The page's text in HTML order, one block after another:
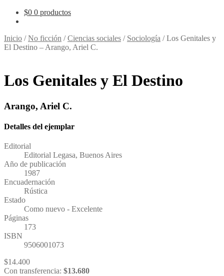
$0 0 productos
Inicio /No ficción /Ciencias sociales / Sociología /Los Genitales y
El Destino – Arango, Ariel C.
Los Genitales y El Destino
Arango, Ariel C.
Detalles del ejemplar
Editorial
Editorial Legasa, Buenos Aires
Año de publicación
1987
Encuadernación
Rústica
Estado
Como nuevo - Excelente
Páginas
173
ISBN
9506001073
$14.400
Con transferencia: $13.680